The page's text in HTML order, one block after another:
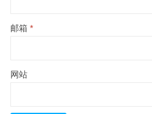
邮箱 *
网站